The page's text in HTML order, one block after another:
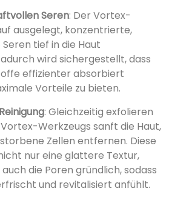
Seren: Der Vortex-
ausgelegt, konzentrierte,
tief in die Haut
wird sichergestellt, dass
effizienter absorbiert
Vorteile zu bieten.
: Gleichzeitig exfolieren
Werkzeugs sanft die Haut,
Zellen entfernen. Diese
nur eine glattere Textur,
die Poren gründlich, sodass
und revitalisiert anfühlt.